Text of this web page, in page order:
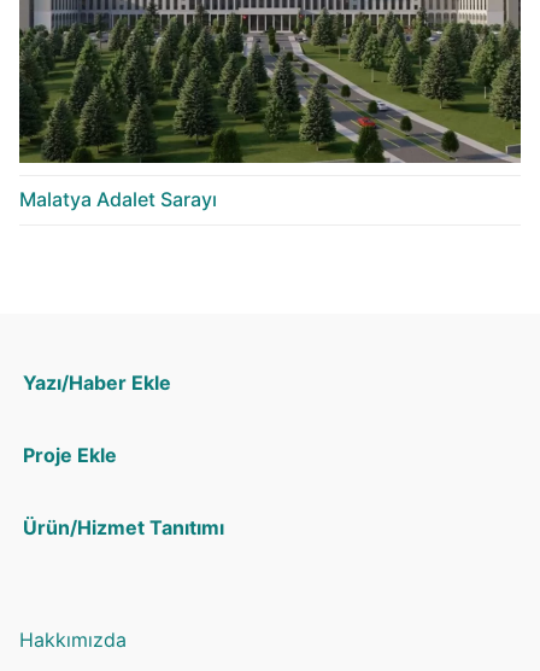
Malatya Adalet Sarayı
Yazı/Haber Ekle
Proje Ekle
Ürün/Hizmet Tanıtımı
Hakkımızda